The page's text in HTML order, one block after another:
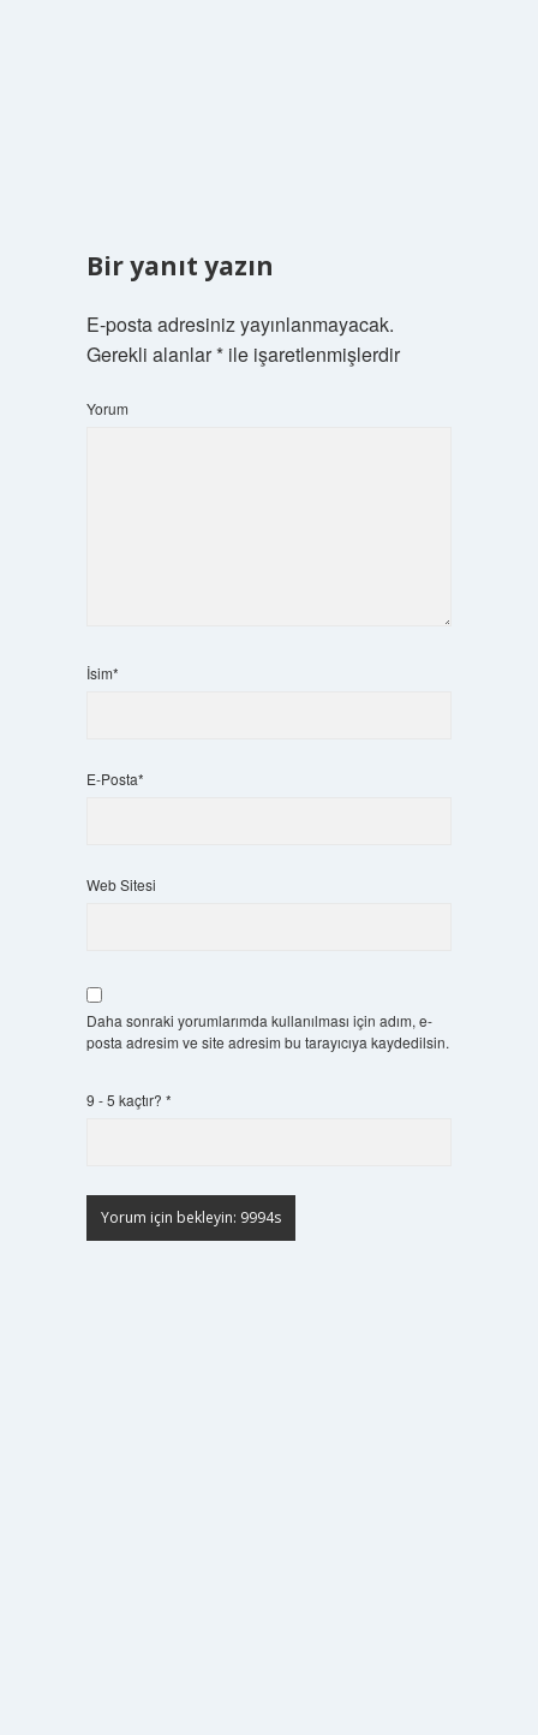
Bir yanıt yazın
E-posta adresiniz yayınlanmayacak.
Gerekli alanlar*ile işaretlenmişlerdir
Yorum
İsim*
E-Posta*
Web Sitesi
Daha sonraki yorumlarımda kullanılması için adım, e-
posta adresim ve site adresim bu tarayıcıya kaydedilsin.
9 - 5 kaçtır? *